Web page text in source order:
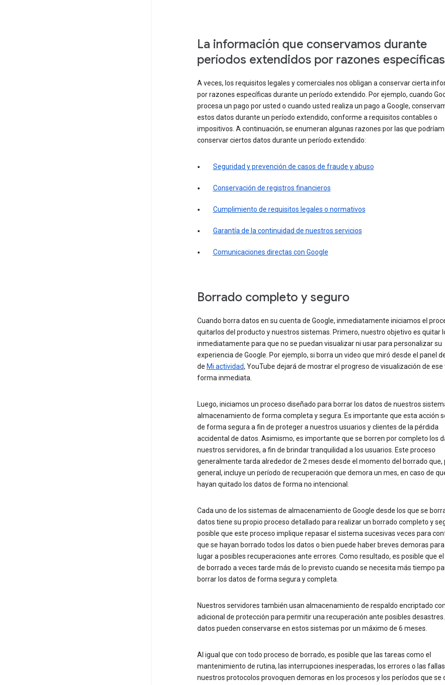
La información que conservamos durante
períodos extendidos por razones específicas
A veces, los requisitos legales y comerciales nos obligan a conservar cierta
por razones específicas durante un período extendido. Por ejemplo, cuando
procesa un pago por usted o cuando usted realiza un pago a Google,
estos datos durante un período extendido, conforme a requisitos contables o
impositivos. A continuación, se enumeran algunas razones por las que
conservar ciertos datos durante un período extendido:
Seguridad y prevención de casos de fraude y abuso
Conservación de registros financieros
Cumplimiento de requisitos legales o normativos
Garantía de la continuidad de nuestros servicios
Comunicaciones directas con Google
Borrado completo y seguro
Cuando borra datos en su cuenta de Google, inmediatamente iniciamos el
quitarlos del producto y nuestros sistemas. Primero, nuestro objetivo es quitar
inmediatamente para que no se puedan visualizar ni usar para personalizar su
experiencia de Google. Por ejemplo, si borra un video que miró desde el panel
de Mi actividad, YouTube dejará de mostrar el progreso de visualización de ese
forma inmediata.
Luego, iniciamos un proceso diseñado para borrar los datos de nuestros
almacenamiento de forma completa y segura. Es importante que esta acción
de forma segura a fin de proteger a nuestros usuarios y clientes de la pérdida
accidental de datos. Asimismo, es importante que se borren por completo los
nuestros servidores, a fin de brindar tranquilidad a los usuarios. Este proceso
generalmente tarda alrededor de 2 meses desde el momento del borrado que,
general, incluye un período de recuperación que demora un mes, en caso de
hayan quitado los datos de forma no intencional.
Cada uno de los sistemas de almacenamiento de Google desde los que se
datos tiene su propio proceso detallado para realizar un borrado completo y
posible que este proceso implique repasar el sistema sucesivas veces para
que se hayan borrado todos los datos o bien puede haber breves demoras
lugar a posibles recuperaciones ante errores. Como resultado, es posible que
de borrado a veces tarde más de lo previsto cuando se necesita más tiempo
borrar los datos de forma segura y completa.
Nuestros servidores también usan almacenamiento de respaldo encriptado
adicional de protección para permitir una recuperación ante posibles
datos pueden conservarse en estos sistemas por un máximo de 6 meses.
Al igual que con todo proceso de borrado, es posible que las tareas como el
mantenimiento de rutina, las interrupciones inesperadas, los errores o las
nuestros protocolos provoquen demoras en los procesos y los períodos que se